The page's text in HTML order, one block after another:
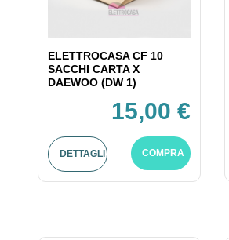
ELETTROCASA CF 10
SACCHI CARTA X
DAEWOO (DW 1)
15,00 €
DETTAGLI COMPRA